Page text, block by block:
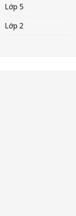
Lớp 5
Lớp 2